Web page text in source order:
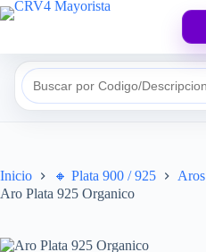
Buscar por Codigo/Descripcion
Inicio 🔸​ Plata 900 / 925 Aros
Aro Plata 925 Organico